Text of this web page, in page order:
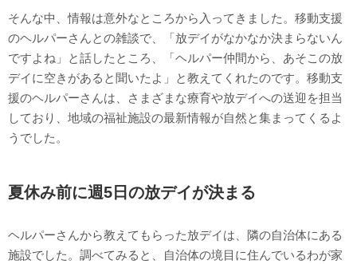
そんな中、情報は意外なところから入ってきました。移動支援
のヘルパーさんとの雑談で、「放デイがなかなか決まらないん
ですよね」と話したところ、「ヘルパー仲間から、あそこの放
デイに空きがあると聞いたよ」と教えてくれたのです。移動支
援のヘルパーさんは、さまざまな療育や放デイへの送迎を担当
しており、地域の福祉施設の最新情報が自然と集まってくるよ
うでした。
夏休み前に週5日の放デイが決まる
ヘルパーさんから教えてもらった放デイは、隣の自治体にある
施設でした。調べてみると、自治体の境目に住んでいるわが家